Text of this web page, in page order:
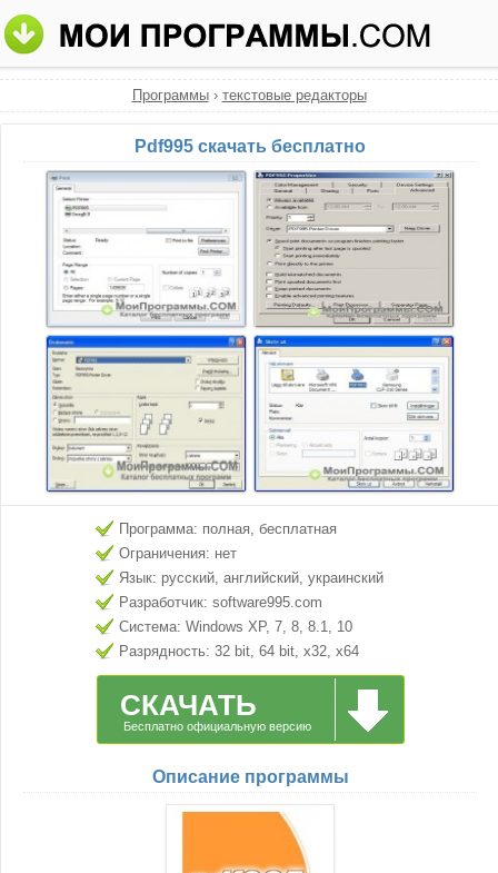
Программы› текстовые редакторы
Pdf995 скачать бесплатно
Программа: полная, бесплатная
Ограничения: нет
Язык: русский, английский, украинский
Разработчик: software995.com
Система: Windows XP, 7, 8, 8.1, 10
Разрядность: 32 bit, 64 bit, x32, x64
СКАЧАТЬ
Бесплатно официальную версию
Описание программы